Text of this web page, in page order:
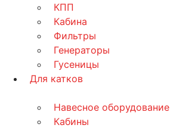
КПП
Кабина
Фильтры
Генераторы
Гусеницы
Для катков
Навесное оборудование
Кабины